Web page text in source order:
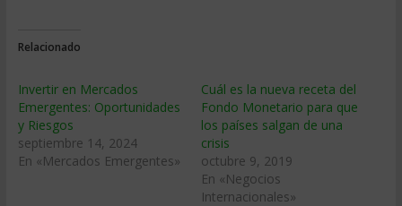
Relacionado
Invertir en Mercados
Emergentes: Oportunidades
y Riesgos
septiembre 14, 2024
En «Mercados Emergentes»
Cuál es la nueva receta del
Fondo Monetario para que
los países salgan de una
crisis
octubre 9, 2019
En «Negocios
Internacionales»